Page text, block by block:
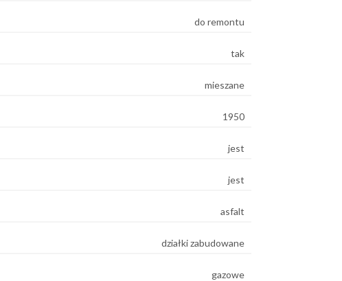
do remontu
tak
mieszane
1950
jest
jest
asfalt
działki zabudowane
gazowe